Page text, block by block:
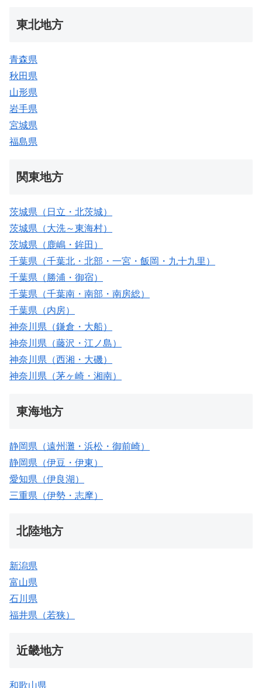
東北地方
青森県
秋田県
山形県
岩手県
宮城県
福島県
関東地方
茨城県（日立・北茨城）
茨城県（大洗～東海村）
茨城県（鹿嶋・鉾田）
千葉県（千葉北・北部・一宮・飯岡・九十九里）
千葉県（勝浦・御宿）
千葉県（千葉南・南部・南房総）
千葉県（内房）
神奈川県（鎌倉・大船）
神奈川県（藤沢・江ノ島）
神奈川県（西湘・大磯）
神奈川県（茅ヶ崎・湘南）
東海地方
静岡県（遠州灘・浜松・御前崎）
静岡県（伊豆・伊東）
愛知県（伊良湖）
三重県（伊勢・志摩）
北陸地方
新潟県
富山県
石川県
福井県（若狭）
近畿地方
和歌山県